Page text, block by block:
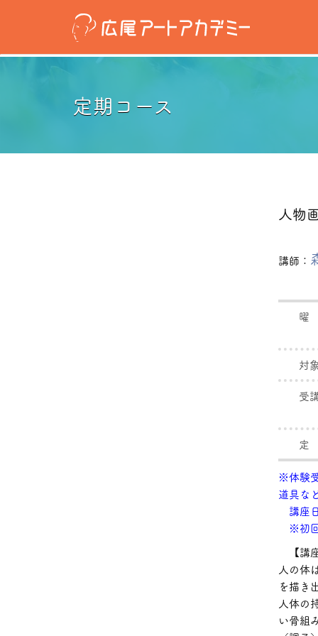
定期コース
人物
講師：
曜
対
受
定
※体験
道具な
講座
※初回
【講
人の体
を描き
人体の
い骨組